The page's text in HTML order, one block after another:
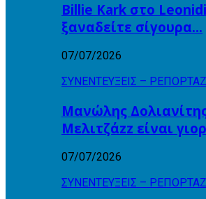
Billie Kark στο
ξαναδείτε σίγουρα…
07/07/2026
ΣΥΝΕΝΤΕΥΞΕΙΣ – ΡΕΠΟΡΤΑΖ
Μανώλης
Μελιτζάzz είναι
07/07/2026
ΣΥΝΕΝΤΕΥΞΕΙΣ – ΡΕΠΟΡΤΑΖ